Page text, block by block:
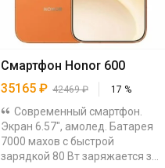
Смартфон Honor 600
35165 ₽ 42469₽ 17 %
Современный смартфон.
Экран 6.57", амолед. Батарея
7000 махов с быстрой
зарядкой 80 Вт заряжается за